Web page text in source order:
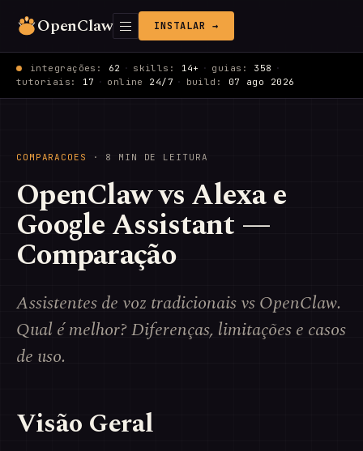
OpenClaw INSTALAR →
integrações: 62 · skills: 14+ · guias: 358 ·
tutoriais: 17 · online 24/7 · build: 07 ago 2026
COMPARACOES · 8 MIN DE LEITURA
OpenClaw vs Alexa e
Google Assistant —
Comparação
Assistentes de voz tradicionais vs OpenClaw.
Qual é melhor? Diferenças, limitações e casos
de uso.
Visão Geral